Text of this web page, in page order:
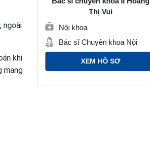
ngoài
khi
mang
Thị Vui
Nội khoa
Bác sĩ Chuyên khoa Nội
XEM HỒ SƠ